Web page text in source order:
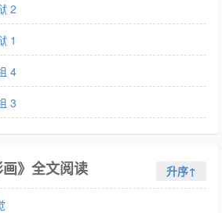
2
1
4
3
画》全文阅读 升序↑